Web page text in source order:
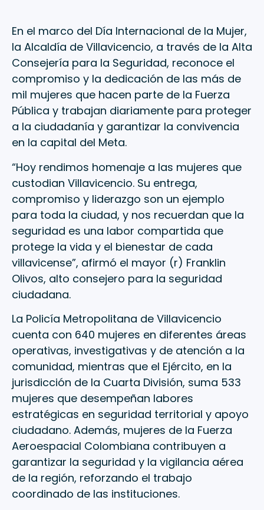
En el marco del Día Internacional de la Mujer,
la Alcaldía de Villavicencio, a través de la Alta
Consejería para la Seguridad, reconoce el
compromiso y la dedicación de las más de
mil mujeres que hacen parte de la Fuerza
Pública y trabajan diariamente para proteger
a la ciudadanía y garantizar la convivencia
en la capital del Meta.
“Hoy rendimos homenaje a las mujeres que
custodian Villavicencio. Su entrega,
compromiso y liderazgo son un ejemplo
para toda la ciudad, y nos recuerdan que la
seguridad es una labor compartida que
protege la vida y el bienestar de cada
villavicense”, afirmó el mayor (r) Franklin
Olivos, alto consejero para la seguridad
ciudadana.
La Policía Metropolitana de Villavicencio
cuenta con 640 mujeres en diferentes áreas
operativas, investigativas y de atención a la
comunidad, mientras que el Ejército, en la
jurisdicción de la Cuarta División, suma 533
mujeres que desempeñan labores
estratégicas en seguridad territorial y apoyo
ciudadano. Además, mujeres de la Fuerza
Aeroespacial Colombiana contribuyen a
garantizar la seguridad y la vigilancia aérea
de la región, reforzando el trabajo
coordinado de las instituciones.